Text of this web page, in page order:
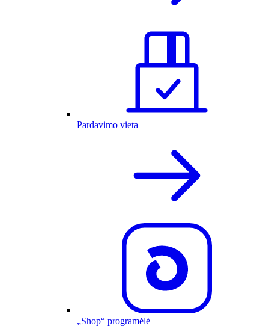
Pardavimo vieta
„Shop“ programėlė